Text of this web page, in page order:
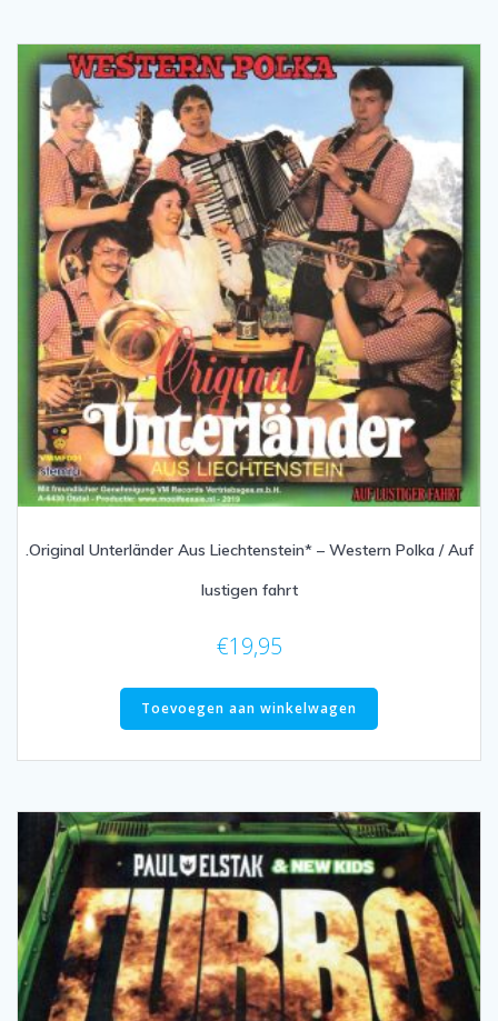
.Original Unterländer Aus Liechtenstein* ‎– Western Polka / Auf
lustigen fahrt
€19,95
Toevoegen aan winkelwagen